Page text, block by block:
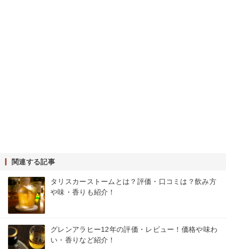
関連する記事
タリスカーストームとは？評価・口コミは？飲み方
や味・香りも紹介！
グレンアラヒー12年の評価・レビュー！価格や味わ
い・香りなど紹介！